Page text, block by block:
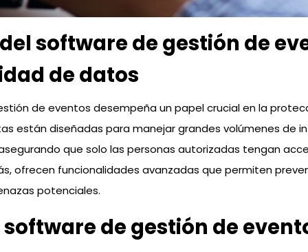
software de gestión de
de datos
de eventos desempeña un papel crucial en la
están diseñadas para manejar grandes volúmenes de
que solo las personas autorizadas tengan
ofrecen funcionalidades avanzadas que permiten
potenciales.
software de gestión de